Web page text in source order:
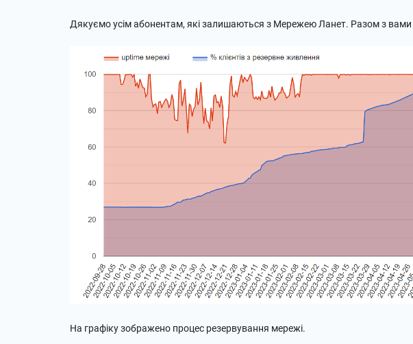
Дякуємо усім абонентам, які залишаються з Мережею Ланет. Разом з
На графіку зображено процес резервування мережі.